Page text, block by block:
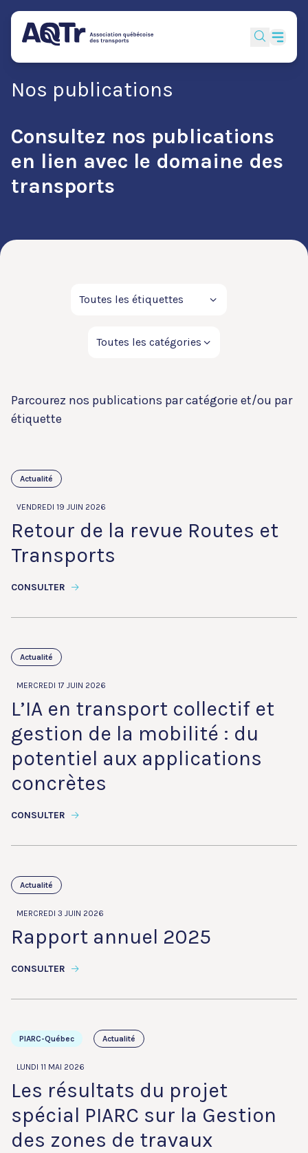
Nos publications
Consultez nos publications
en lien avec le domaine des
transports
Parcourez nos publications par catégorie et/ou par
étiquette
Actualité
VENDREDI 19 JUIN 2026
Retour de la revue Routes et
Transports
CONSULTER
Actualité
MERCREDI 17 JUIN 2026
L’IA en transport collectif et
gestion de la mobilité : du
potentiel aux applications
concrètes
CONSULTER
Actualité
MERCREDI 3 JUIN 2026
Rapport annuel 2025
CONSULTER
PIARC-Québec Actualité
LUNDI 11 MAI 2026
Les résultats du projet
spécial PIARC sur la Gestion
des zones de travaux